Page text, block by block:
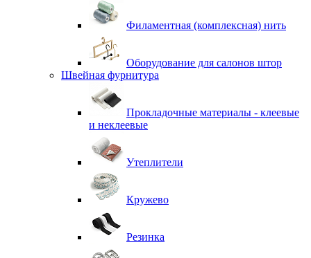
Филаментная (комплексная) нить
Оборудование для салонов штор
Швейная фурнитура
Прокладочные материалы - клеевые
и неклеевые
Утеплители
Кружево
Резинка